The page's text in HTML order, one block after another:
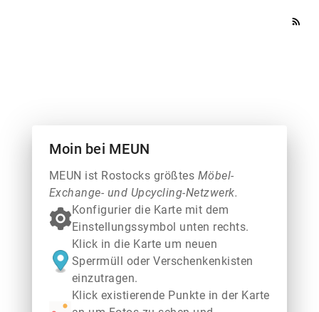
rss_feed
Moin bei MEUN
MEUN ist Rostocks größtes Möbel-
Exchange- und Upcycling-Netzwerk.
Konfigurier die Karte mit dem
Einstellungssymbol unten rechts.
Klick in die Karte um neuen
Sperrmüll oder Verschenkenkisten
einzutragen.
Klick existierende Punkte in der Karte